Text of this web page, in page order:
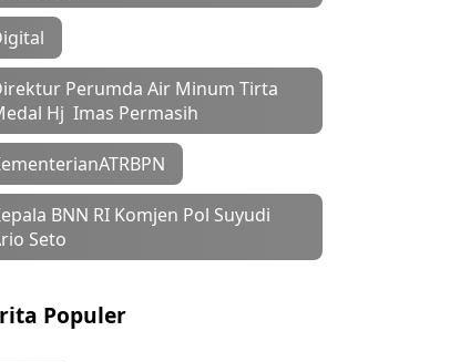
Perumda Air Minum Tirta
Hj Imas Permasih
BNN RI Komjen Pol Suyudi
Seto
Populer